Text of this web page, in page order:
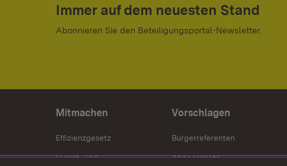
Immer auf dem neuesten Stand
Abonnieren Sie den Beteiligungsportal-Newsletter.
Mitmachen
Effizienzgesetz
Dienst- und
Vorschlagen
Bürgerreferenten
Abgeordnete